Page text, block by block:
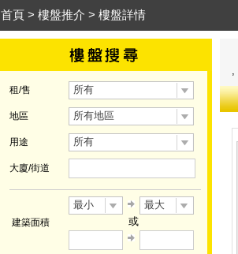
首頁 > 樓盤推介 > 樓盤詳情
租/售 所有
地區 所有地區
用途 所有
大廈/街道
建築面積
最小
最大
或
,